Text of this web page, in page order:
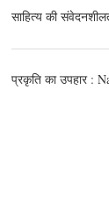
साहित्य की
प्रकृति का उपहार :